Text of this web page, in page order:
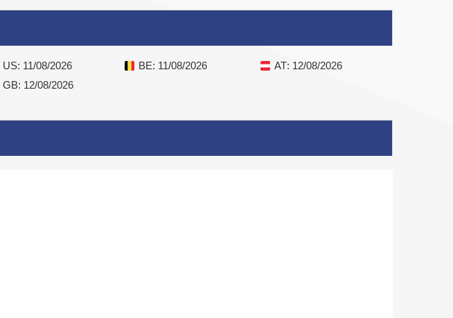
US: 11/08/2026 BE: 11/08/2026 AT: 12/08/2026
GB: 12/08/2026